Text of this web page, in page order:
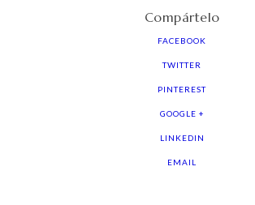
Compártelo
FACEBOOK
TWITTER
PINTEREST
GOOGLE +
LINKEDIN
EMAIL